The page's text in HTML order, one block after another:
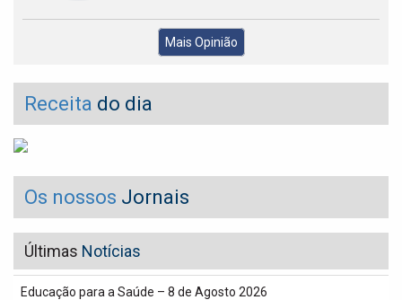
Mais Opinião
Receita do dia
Os nossos Jornais
Últimas Notícias
Educação para a Saúde – 8 de Agosto 2026